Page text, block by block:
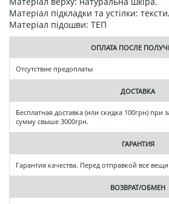
Матеріал підкладки та устілки:
Матеріал підошви: ТЕП
ОПЛАТА ПОСЛЕ
Отсутствие предоплаты
ДОСТАВКА
Бесплатная доставка (или скидка 100грн) при
сумму свыше 3000грн.
ГАРАНТИЯ
Гарантия качества. Перед отправкой все
ВОЗВРАТ/ОБМЕН